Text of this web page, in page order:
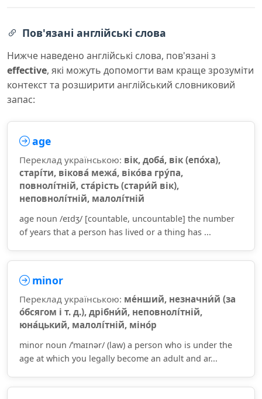
Пов'язані англійські слова
Нижче наведено англійські слова, пов'язані з
effective, які можуть допомогти вам краще зрозуміти
контекст та розширити англійський словниковий
запас:
age
Переклад українською: вік, доба́, вік (епо́ха),
старі́ти, вікова́ межа́, віко́ва гру́па,
повнолі́тній, ста́рість (стари́й вік),
неповнолі́тній, малолі́тній
age noun /eɪdʒ/ [countable, uncountable] the number
of years that a person has lived or a thing has ...
minor
Переклад українською: ме́нший, незначни́й (за
о́бсягом і т. д.), дрібни́й, неповнолі́тній,
юна́цький, малолі́тній, міно́р
minor noun /ˈmaɪnər/ (law) a person who is under the
age at which you legally become an adult and ar...